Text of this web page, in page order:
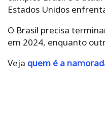
Estados Unidos
O Brasil precisa
em 2024, enquanto
Veja quem é a